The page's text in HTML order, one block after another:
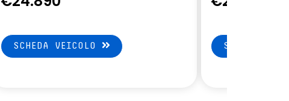
SCHEDA VEICOLO SCHEDA